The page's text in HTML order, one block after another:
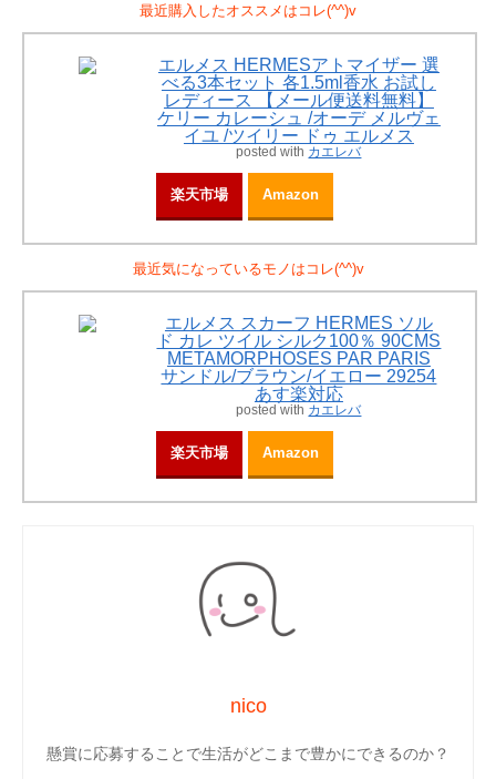
最近購入したオススメはコレ(^^)v
エルメス HERMESアトマイザー 選
べる3本セット 各1.5ml香水 お試し
レディース 【メール便送料無料】
ケリー カレーシュ /オーデ メルヴェ
イユ /ツイリー ドゥ エルメス
posted with カエレバ
楽天市場 Amazon
最近気になっているモノはコレ(^^)v
エルメス スカーフ HERMES ソル
ド カレ ツイル シルク100％ 90CMS
METAMORPHOSES PAR PARIS
サンドル/ブラウン/イエロー 29254
あす楽対応
posted with カエレバ
楽天市場 Amazon
nico
懸賞に応募することで生活がどこまで豊かにできるのか？